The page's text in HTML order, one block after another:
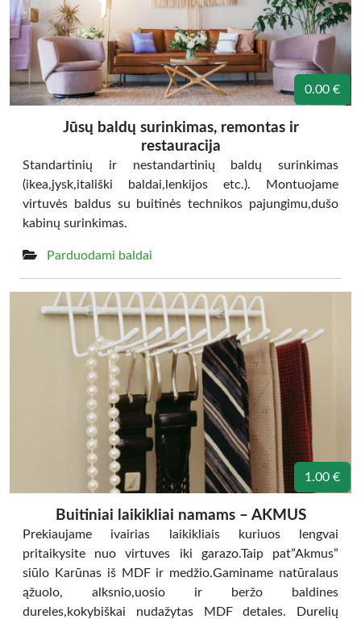
0.00 €
Jūsų baldų surinkimas, remontas ir
restauracija
Standartinių ir nestandartinių baldų surinkimas
(ikea,jysk,itališki baldai,lenkijos etc.). Montuojame
virtuvės baldus su buitinės technikos pajungimu,dušo
kabinų surinkimas.
Parduodami baldai
1.00 €
Buitiniai laikikliai namams – AKMUS
Prekiaujame ivairias laikikliais kuriuos lengvai
pritaikysite nuo virtuves iki garazo.Taip pat”Akmus”
siūlo Karūnas iš MDF ir medžio.Gaminame natūralaus
ąžuolo, alksnio,uosio ir beržo baldines
dureles,kokybiškai nudažytas MDF detales. Durelių